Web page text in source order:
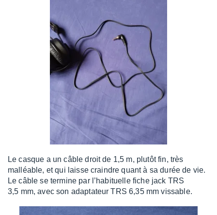
Le casque a un câble droit de 1,5 m, plutôt fin, très
malléable, et qui laisse craindre quant à sa durée de vie.
Le câble se termine par l’ha­bi­tuelle fiche jack TRS
3,5 mm, avec son adap­ta­teur TRS 6,35 mm vissable.